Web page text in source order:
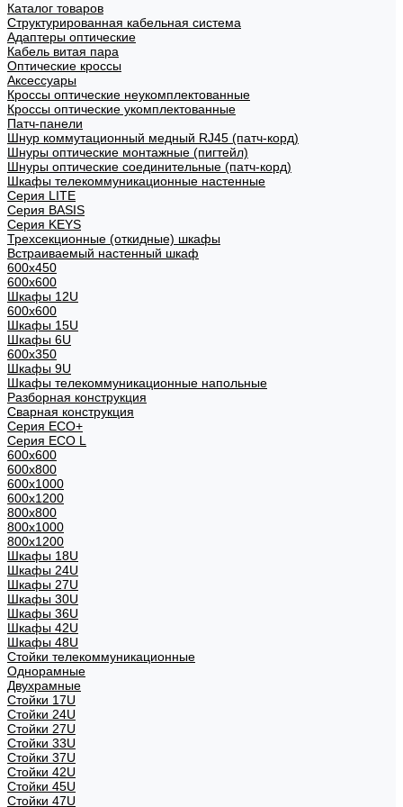
Каталог товаров
Структурированная кабельная система
Адаптеры оптические
Кабель витая пара
Оптические кроссы
Аксессуары
Кроссы оптические неукомплектованные
Кроссы оптические укомплектованные
Патч-панели
Шнур коммутационный медный RJ45 (патч-корд)
Шнуры оптические монтажные (пигтейл)
Шнуры оптические соединительные (патч-корд)
Шкафы телекоммуникационные настенные
Cерия LITE
Cерия BASIS
Cерия KEYS
Трехсекционные (откидные) шкафы
Встраиваемый настенный шкаф
600x450
600x600
Шкафы 12U
600x600
Шкафы 15U
Шкафы 6U
600x350
Шкафы 9U
Шкафы телекоммуникационные напольные
Разборная конструкция
Сварная конструкция
Серия ECO+
Серия ECO L
600x600
600x800
600х1000
600х1200
800x800
800х1000
800х1200
Шкафы 18U
Шкафы 24U
Шкафы 27U
Шкафы 30U
Шкафы 36U
Шкафы 42U
Шкафы 48U
Стойки телекоммуникационные
Однорамные
Двухрамные
Стойки 17U
Стойки 24U
Стойки 27U
Стойки 33U
Стойки 37U
Стойки 42U
Стойки 45U
Стойки 47U